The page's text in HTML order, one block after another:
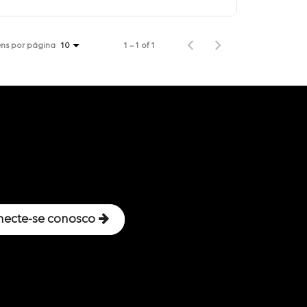
por página 10 1 – 1 of 1
se conosco